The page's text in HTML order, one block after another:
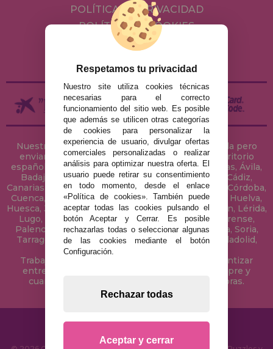
POLÍTICA DE PRIVACIDAD
POLÍTICA DE COOKIES
ENVÍOS Y DEVOLUCIONES
Nuestra tienda de puzzles está ubicada en Sevilla pero
enviamos tus puzzles a cualquier ciudad del territorio
español: Álava, Albacete, Alicante, Almería, Asturias, Ávila,
Badajoz, Baleares, Barcelona, Burgos, Cáceres, Cádiz,
Canarias, Cantabria, Castellón, Ceuta, Ciudad Real, Córdoba,
Cuenca, Gerona, Granada, Guadalajara, Guipúzcoa, Huelva,
Huesca, Jaén, La Coruña, La Rioja, Las Palmas, Leon, Lérida,
Lugo, Madrid, Málaga, Melilla, Murcia, Navarra, Orense,
Palencia, Pontevedra, Salamanca, Segovia, Sevilla, Soria,
Tarragona, Tenerife, Teruel, Toledo, Valencia, Valladolid,
Vizcaya, Zamora y Zaragoza.
Trabajamos con Stocks permanentes para garantizar
entregas rápidas en territorio peninsular, siempre y
cuando el pedido se realice antes de las 18 horas.
Respetamos tu privacidad
Nuestro site utiliza cookies técnicas
necesarias para el correcto
funcionamiento del sitio web. Es posible
que además se utilicen otras categorías
de cookies para personalizar la
experiencia de usuario, divulgar ofertas
comerciales personalizadas o realizar
análisis para optimizar nuestra oferta. El
usuario puede retirar su consentimiento
en todo momento, desde el enlace
«Política de cookies». También puede
aceptar todas las cookies pulsando el
botón Aceptar y Cerrar. Es posible
rechazarlas todas o seleccionar algunas
de las cookies mediante el botón
Configuración.
Rechazar todas
Aceptar y cerrar